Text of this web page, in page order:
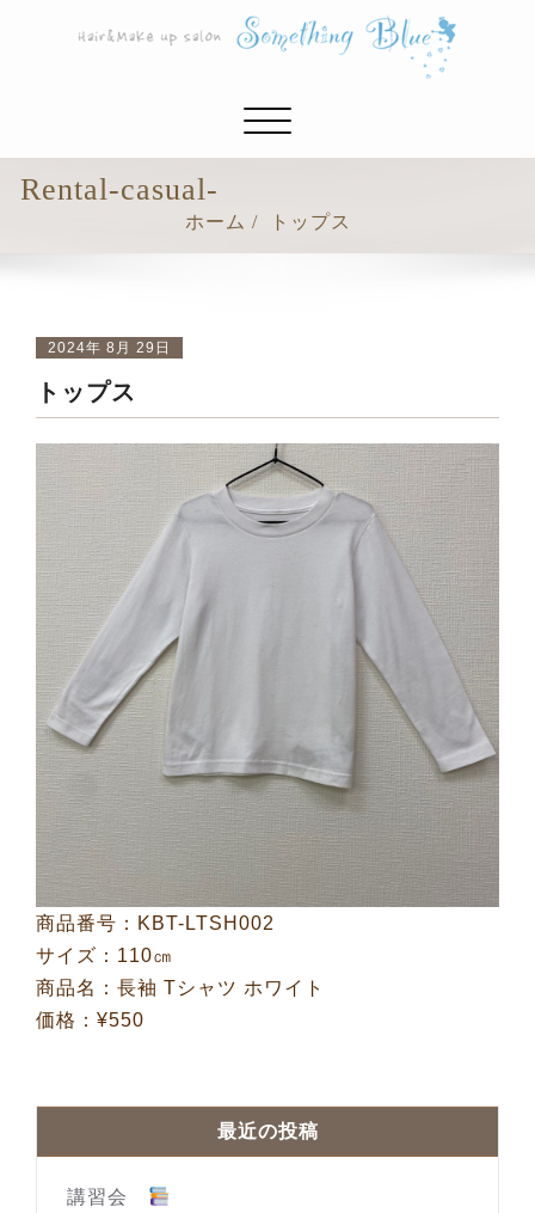
ナ
シ
ョ
Rental-casual-
ホーム トップス
2024年 8月 29日
トップス
商品番号：KBT-LTSH002
サイズ：110㎝
商品名：長袖 Tシャツ ホワイト
価格：¥550
最近の投稿
講習会